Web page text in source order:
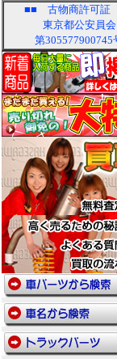
■■ 古物商許可証
東京都公安員会
第305577900745